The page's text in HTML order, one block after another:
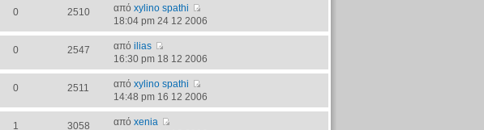
0 2510 απόxylino spathi
18:04 pm 24 12 2006
0 2547 απόilias
16:30 pm 18 12 2006
0 2511 απόxylino spathi
14:48 pm 16 12 2006
1 3058 απόxenia